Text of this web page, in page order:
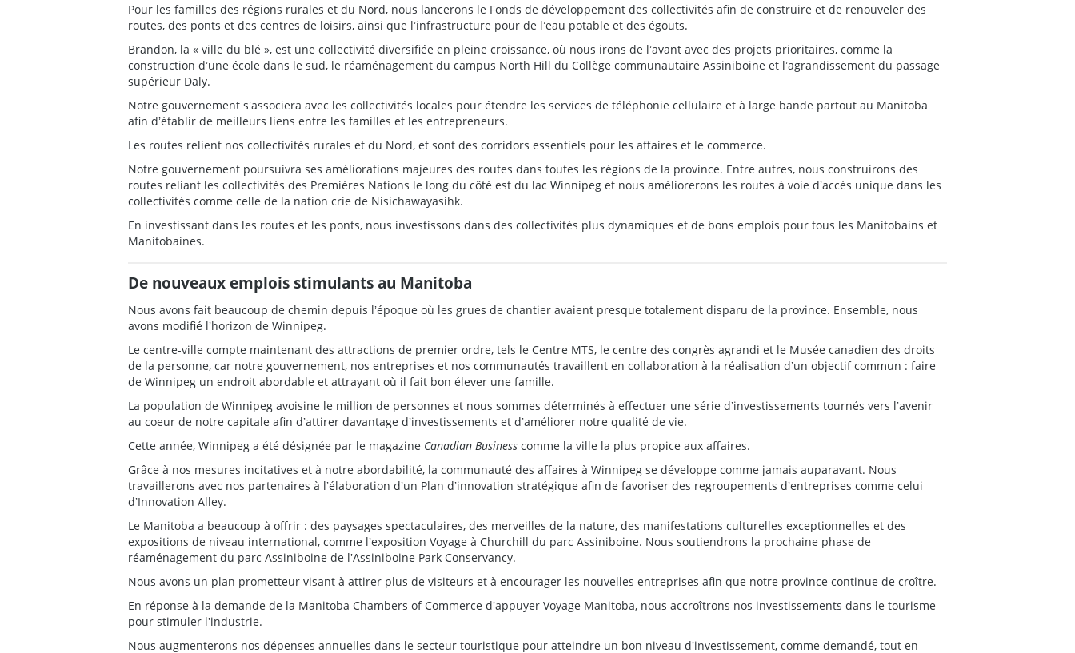
Pour les familles des régions rurales et du Nord, nous lancerons le Fonds de développement des collectivités afin de construire et de renouveler des
routes, des ponts et des centres de loisirs, ainsi que lʼinfrastructure pour de lʼeau potable et des égouts.
Brandon, la « ville du blé », est une collectivité diversifiée en pleine croissance, où nous irons de lʼavant avec des projets prioritaires, comme la
construction dʼune école dans le sud, le réaménagement du campus North Hill du Collège communautaire Assiniboine et lʼagrandissement du passage
supérieur Daly.
Notre gouvernement sʼassociera avec les collectivités locales pour étendre les services de téléphonie cellulaire et à large bande partout au Manitoba
afin dʼétablir de meilleurs liens entre les familles et les entrepreneurs.
Les routes relient nos collectivités rurales et du Nord, et sont des corridors essentiels pour les affaires et le commerce.
Notre gouvernement poursuivra ses améliorations majeures des routes dans toutes les régions de la province. Entre autres, nous construirons des
routes reliant les collectivités des Premières Nations le long du côté est du lac Winnipeg et nous améliorerons les routes à voie dʼaccès unique dans les
collectivités comme celle de la nation crie de Nisichawayasihk.
En investissant dans les routes et les ponts, nous investissons dans des collectivités plus dynamiques et de bons emplois pour tous les Manitobains et
Manitobaines.
De nouveaux emplois stimulants au Manitoba
Nous avons fait beaucoup de chemin depuis lʼépoque où les grues de chantier avaient presque totalement disparu de la province. Ensemble, nous
avons modifié lʼhorizon de Winnipeg.
Le centre-ville compte maintenant des attractions de premier ordre, tels le Centre MTS, le centre des congrès agrandi et le Musée canadien des droits
de la personne, car notre gouvernement, nos entreprises et nos communautés travaillent en collaboration à la réalisation dʼun objectif commun : faire
de Winnipeg un endroit abordable et attrayant où il fait bon élever une famille.
La population de Winnipeg avoisine le million de personnes et nous sommes déterminés à effectuer une série dʼinvestissements tournés vers lʼavenir
au coeur de notre capitale afin dʼattirer davantage dʼinvestissements et dʼaméliorer notre qualité de vie.
Cette année, Winnipeg a été désignée par le magazine Canadian Business comme la ville la plus propice aux affaires.
Grâce à nos mesures incitatives et à notre abordabilité, la communauté des affaires à Winnipeg se développe comme jamais auparavant. Nous
travaillerons avec nos partenaires à lʼélaboration dʼun Plan dʼinnovation stratégique afin de favoriser des regroupements dʼentreprises comme celui
dʼInnovation Alley.
Le Manitoba a beaucoup à offrir : des paysages spectaculaires, des merveilles de la nature, des manifestations culturelles exceptionnelles et des
expositions de niveau international, comme lʼexposition Voyage à Churchill du parc Assiniboine. Nous soutiendrons la prochaine phase de
réaménagement du parc Assiniboine de lʼAssiniboine Park Conservancy.
Nous avons un plan prometteur visant à attirer plus de visiteurs et à encourager les nouvelles entreprises afin que notre province continue de croître.
En réponse à la demande de la Manitoba Chambers of Commerce dʼappuyer Voyage Manitoba, nous accroîtrons nos investissements dans le tourisme
pour stimuler lʼindustrie.
Nous augmenterons nos dépenses annuelles dans le secteur touristique pour atteindre un bon niveau dʼinvestissement, comme demandé, tout en